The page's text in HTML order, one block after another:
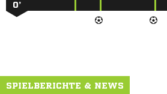
0’
SPIELBERICHTE & NEWS